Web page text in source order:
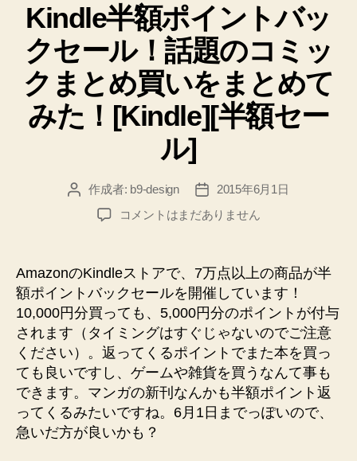
ゴ
リ
ー
Kindle半額ポイントバッ
クセール！話題のコミッ
クまとめ買いをまとめて
みた！[Kindle][半額セー
ル]
投
作成者: b9-design
投
稿
日
2015年6月1日
Kindle
ポ
ン
ト
バ
ッ
セ
ー
ル！
話
コメントはまだありません
AmazonのKindleストアで、7万点以上の商品が半
額ポイントバックセールを開催しています！
10,000円分買っても、5,000円分のポイントが付与
されます（タイミングはすぐじゃないのでご注意
ください）。返ってくるポイントでまた本を買っ
ても良いですし、ゲームや雑貨を買うなんて事も
できます。マンガの新刊なんかも半額ポイント返
ってくるみたいですね。6月1日までっぽいので、
急いだ方が良いかも？